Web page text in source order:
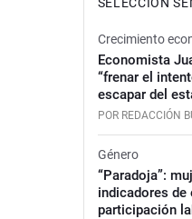
Crecimiento
Economista
“frenar el
escapar del
POR REDACCIÓN
Género
“Paradoja”:
indicadores de
participación